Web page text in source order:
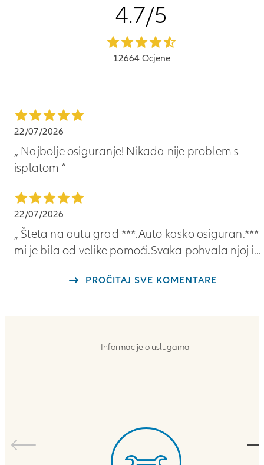
4.7
star
rating
5
4.7/5
12664 Ocjene
5
star
rating
out
5
Review
date
22/07/2026
22/07/2026
Najbolje osiguranje! Nikada nije problem s
isplatom
5
star
rating
out
22/07/2026
Šteta na autu grad ***.Auto kasko osiguran.***
mi je bila od velike pomoći.Svaka pohvala njoj i
PROČITAJ SVE KOMENTARE
Informacije o uslugama